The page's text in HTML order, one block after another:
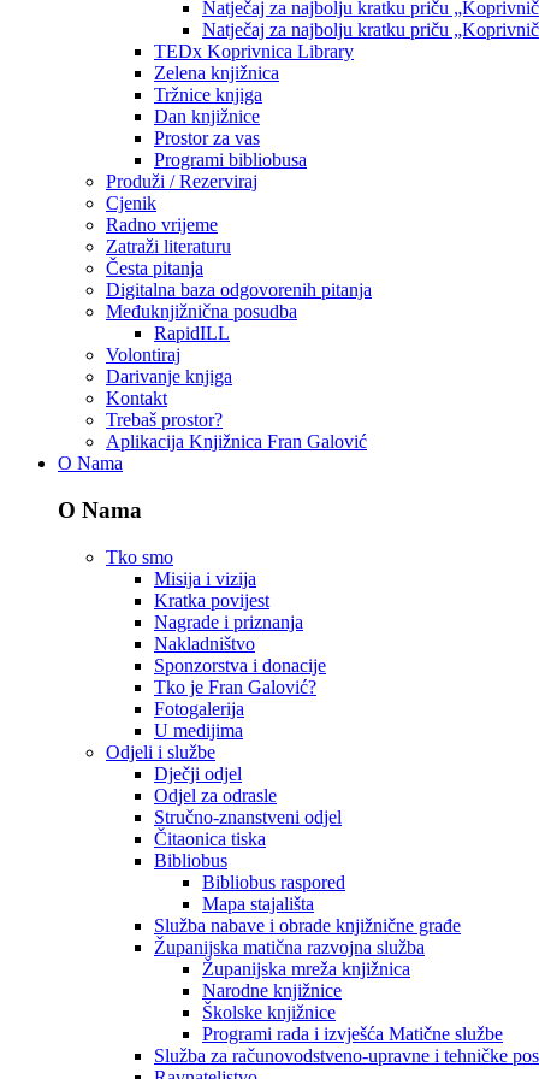
Natječaj za najbolju kratku priču
Natječaj za najbolju kratku priču
TEDx Koprivnica Library
Zelena knjižnica
Tržnice knjiga
Dan knjižnice
Prostor za vas
Programi bibliobusa
Produži / Rezerviraj
Cjenik
Radno vrijeme
Zatraži literaturu
Česta pitanja
Digitalna baza odgovorenih pitanja
Međuknjižnična posudba
RapidILL
Volontiraj
Darivanje knjiga
Kontakt
Trebaš prostor?
Aplikacija Knjižnica Fran Galović
O Nama
O Nama
Tko smo
Misija i vizija
Kratka povijest
Nagrade i priznanja
Nakladništvo
Sponzorstva i donacije
Tko je Fran Galović?
Fotogalerija
U medijima
Odjeli i službe
Dječji odjel
Odjel za odrasle
Stručno-znanstveni odjel
Čitaonica tiska
Bibliobus
Bibliobus raspored
Mapa stajališta
Služba nabave i obrade knjižnične građe
Županijska matična razvojna služba
Županijska mreža knjižnica
Narodne knjižnice
Školske knjižnice
Programi rada i izvješća Matične službe
Služba za računovodstveno-upravne i tehničke